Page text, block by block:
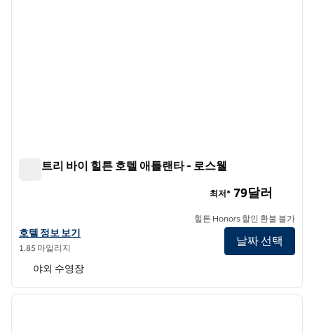
더블트리 바이 힐튼 호텔 애틀랜타 - 로스웰
더블트리 바이 힐튼 호텔 애틀랜타 - 로스웰의 호텔 정보 보기
호텔 정보 보기
1.85 마일리지
최저* 79달러
힐튼 Honors 할인 환불 불가
날짜 선택
야외 수영장
1/7
다음